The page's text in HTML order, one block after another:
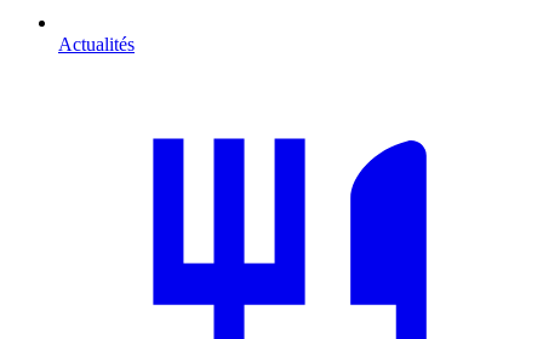
Actualités